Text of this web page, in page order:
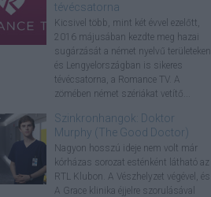
tévécsatorna
Kicsivel több, mint két évvel ezelőtt,
2016 májusában kezdte meg hazai
sugárzását a német nyelvű területeken
és Lengyelországban is sikeres
tévécsatorna, a Romance TV. A
zömében német szériákat vetítő...
Szinkronhangok: Doktor
Murphy (The Good Doctor)
Nagyon hosszú ideje nem volt már
kórházas sorozat esténként látható az
RTL Klubon. A Vészhelyzet végével, és
A Grace klinika éjjelre szorulásával